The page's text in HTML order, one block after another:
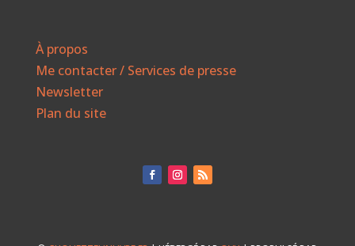
À propos
Me contacter / Services de presse
Newsletter
Plan du site